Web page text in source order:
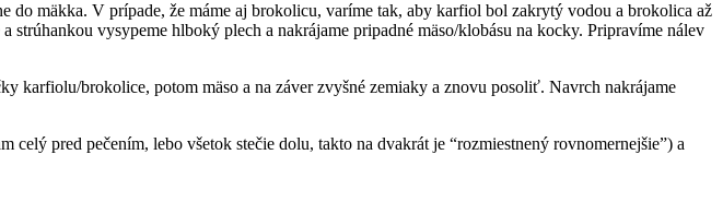
mäkka. V prípade, že máme aj brokolicu, varíme tak, aby karfiol bol zakrytý vodou a brokolica až
vysypeme hlboký plech a nakrájame pripadné mäso/klobásu na kocky. Pripravíme nálev
karfiolu/brokolice, potom mäso a na záver zvyšné zemiaky a znovu posoliť. Navrch nakrájame
pred pečením, lebo všetok stečie dolu, takto na dvakrát je “rozmiestnený rovnomernejšie”) a